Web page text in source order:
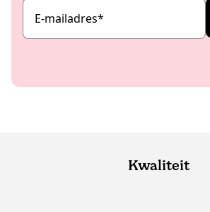
E-mailadres*
Kwaliteit